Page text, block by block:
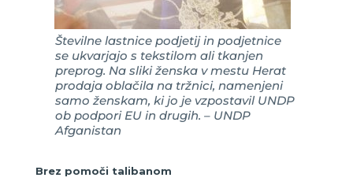
Številne lastnice podjetij in podjetnice
se ukvarjajo s tekstilom ali tkanjen
preprog. Na sliki ženska v mestu Herat
prodaja oblačila na tržnici, namenjeni
samo ženskam, ki jo je vzpostavil UNDP
ob podpori EU in drugih. – UNDP
Afganistan
Brez pomoči talibanom